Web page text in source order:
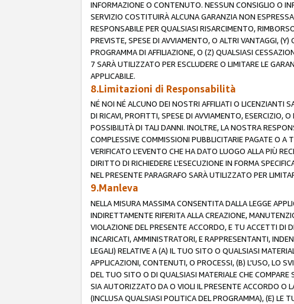
INFORMAZIONE O CONTENUTO. NESSUN CONSIGLIO O
SERVIZIO COSTITUIRÀ ALCUNA GARANZIA NON
RESPONSABILE PER QUALSIASI RISARCIMENTO,
PREVISTE, SPESE DI AVVIAMENTO, O ALTRI VANTAGGI,
PROGRAMMA DI AFFILIAZIONE, O (Z) QUALSIASI
7 SARÀ UTILIZZATO PER ESCLUDERE O LIMITARE LE
APPLICABILE.
8.Limitazioni di Responsabilità
NÉ NOI NÉ ALCUNO DEI NOSTRI AFFILIATI O LICENZIANTI
DI RICAVI, PROFITTI, SPESE DI AVVIAMENTO, ESERCIZIO,
POSSIBILITÀ DI TALI DANNI. INOLTRE, LA NOSTRA
COMPLESSIVE COMMISSIONI PUBBLICITARIE PAGATE O A
VERIFICATO L'EVENTO CHE HA DATO LUOGO ALLA PIÙ
DIRITTO DI RICHIEDERE L'ESECUZIONE IN FORMA
NEL PRESENTE PARAGRAFO SARÀ UTILIZZATO PER
9.Manleva
NELLA MISURA MASSIMA CONSENTITA DALLA LEGGE
INDIRETTAMENTE RIFERITA ALLA CREAZIONE,
VIOLAZIONE DEL PRESENTE ACCORDO, E TU ACCETTI DI
INCARICATI, AMMINISTRATORI, E RAPPRESENTANTI,
LEGALI) RELATIVE A (A) IL TUO SITO O QUALSIASI
APPLICAZIONI, CONTENUTI, O PROCESSI, (B) L'USO, LO
DEL TUO SITO O DI QUALSIASI MATERIALE CHE
SIA AUTORIZZATO DA O VIOLI IL PRESENTE ACCORDO O
(INCLUSA QUALSIASI POLITICA DEL PROGRAMMA), (E) LE